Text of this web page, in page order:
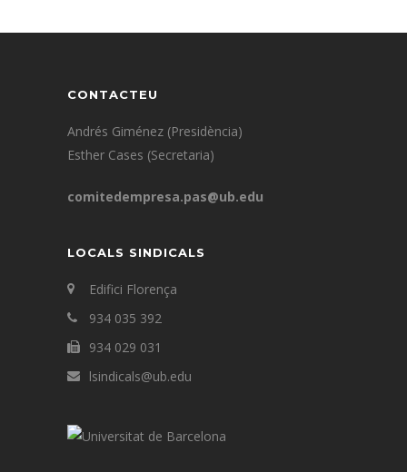
CONTACTEU
Andrés Giménez (Presidència)
Esther Cases (Secretaria)
comitedempresa.pas@ub.edu
LOCALS SINDICALS
Edifici Florença
934 035 392
934 029 031
lsindicals@ub.edu